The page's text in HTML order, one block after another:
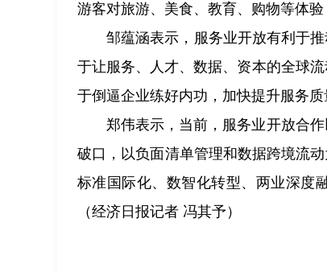
游客对旅游、美食、教育、购物等体
邹蕴涵表示，服务业开放有利于
于让服务、人才、数据、资本的全球
于倒逼企业练好内功，加快提升服务
郑伟表示，当前，服务业开放合
破口，以负面清单管理和数据跨境流
标准国际化、数智化转型、两业深度
（经济日报记者 冯其予）